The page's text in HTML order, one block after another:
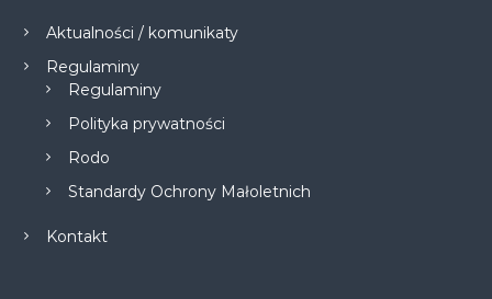
Aktualności / komunikaty
Regulaminy
Regulaminy
Polityka prywatności
Rodo
Standardy Ochrony Małoletnich
Kontakt